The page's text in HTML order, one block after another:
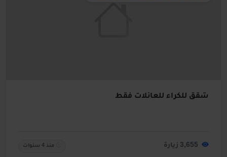
شقق للكراء للعائلات فقط
منذ 4 سنوات